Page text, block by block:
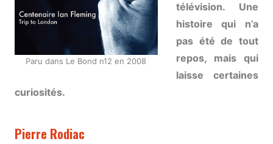
Paru dans Le Bond n12 en 2008
télévision. Une
histoire qui n’a
pas été de tout
repos, mais qui
laisse certaines
curiosités.
Pierre Rodiac